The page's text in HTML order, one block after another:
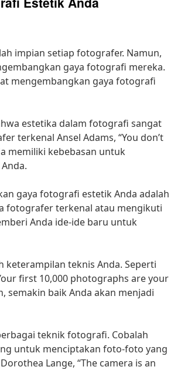
impian setiap fotografer. Namun,
gaya fotografi mereka.
mengembangkan gaya fotografi
estetika dalam fotografi sangat
terkenal Ansel Adams, “You don’t
memiliki kebebasan untuk
gaya fotografi estetik Anda adalah
fotografer terkenal atau mengikuti
Anda ide-ide baru untuk
teknis Anda. Seperti
first 10,000 photographs are your
semakin baik Anda akan menjadi
teknik fotografi. Cobalah
untuk menciptakan foto-foto yang
Lange, “The camera is an